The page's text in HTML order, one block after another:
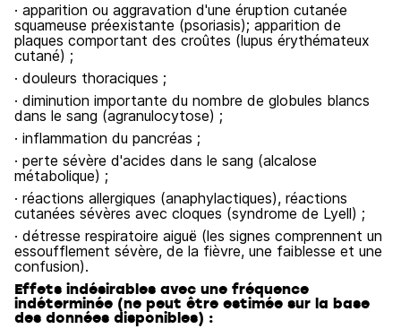
· apparition ou aggravation d'une éruption cutanée
squameuse préexistante (psoriasis); apparition de
plaques comportant des croûtes (lupus érythémateux
cutané) ;
· douleurs thoraciques ;
· diminution importante du nombre de globules blancs
dans le sang (agranulocytose) ;
· inflammation du pancréas ;
· perte sévère d'acides dans le sang (alcalose
métabolique) ;
· réactions allergiques (anaphylactiques), réactions
cutanées sévères avec cloques (syndrome de Lyell) ;
· détresse respiratoire aiguë (les signes comprennent un
essoufflement sévère, de la fièvre, une faiblesse et une
confusion).
Effets indésirables avec une fréquence
indéterminée (ne peut être estimée sur la base
des données disponibles) :